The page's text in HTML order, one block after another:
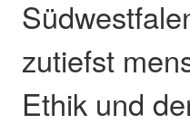
zutiefst
Ethik und